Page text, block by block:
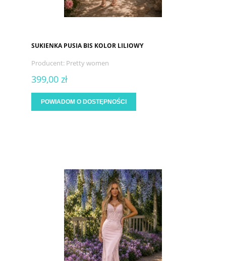
SUKIENKA PUSIA BIS KOLOR LILIOWY
Producent: Pretty women
399,00 zł
POWIADOM O DOSTĘPNOŚCI